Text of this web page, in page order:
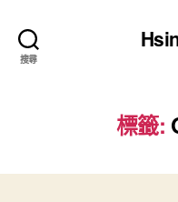
搜尋
標籤: